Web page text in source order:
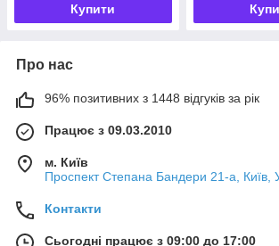
Купити
Про нас
96% позитивних з 1448 відгуків за рік
Працює з 09.03.2010
м. Київ
Проспект Степана Бандери 21-а, Київ,
Контакти
Сьогодні працює з 09:00 до 17:00